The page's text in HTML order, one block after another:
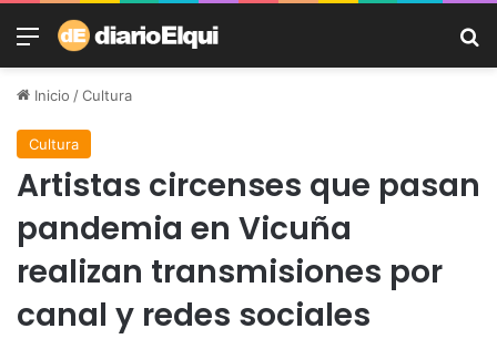
Menú
Inicio /Cultura
Cultura
Artistas circenses que pasan
pandemia en Vicuña
realizan transmisiones por
canal y redes sociales